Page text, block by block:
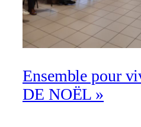
Ensemble pour
DE NOËL »